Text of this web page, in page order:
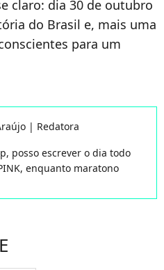
claro: dia 30 de outubro
do Brasil e, mais uma
para um
| Redatora
posso escrever o dia todo
enquanto maratono